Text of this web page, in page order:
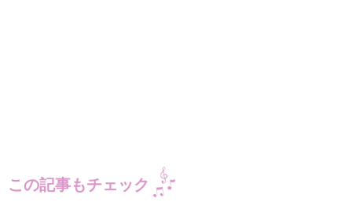
この記事もチェック